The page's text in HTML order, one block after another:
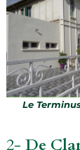
Le
2- De